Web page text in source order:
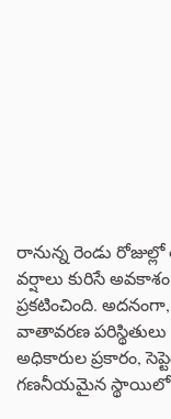
రానున్న రెండు
వర్షాలు కురిసే
ప్రకటించింది.
వాతావరణ
అధికారుల ప్రకారం,
గణనీయమైన స్థాయిలో